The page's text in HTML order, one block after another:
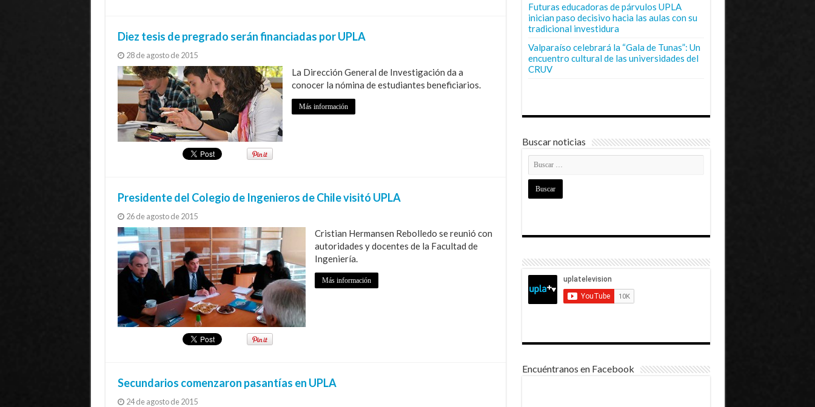
Diez tesis de pregrado serán financiadas por UPLA
28 de agosto de 2015
La Dirección General de Investigación da a
conocer la nómina de estudiantes beneficiarios.
Más información
Presidente del Colegio de Ingenieros de Chile visitó UPLA
26 de agosto de 2015
Cristian Hermansen Rebolledo se reunió con
autoridades y docentes de la Facultad de
Ingeniería.
Más información
Secundarios comenzaron pasantías en UPLA
24 de agosto de 2015
Futuras educadoras de párvulos UPLA
inician paso decisivo hacia las aulas con su
tradicional investidura
Valparaíso celebrará la “Gala de Tunas”: Un
encuentro cultural de las universidades del
CRUV
Buscar noticias
Encuéntranos en Facebook